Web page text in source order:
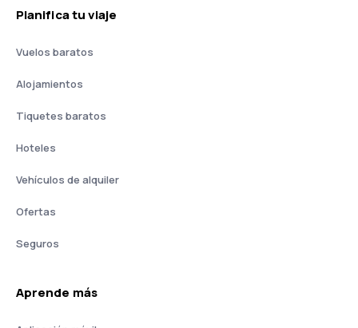
Planifica tu viaje
Vuelos baratos
Alojamientos
Tiquetes baratos
Hoteles
Vehículos de alquiler
Ofertas
Seguros
Aprende más